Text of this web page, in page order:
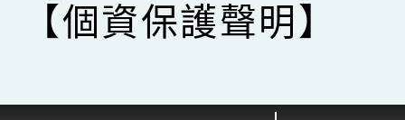
【個資保護聲明】